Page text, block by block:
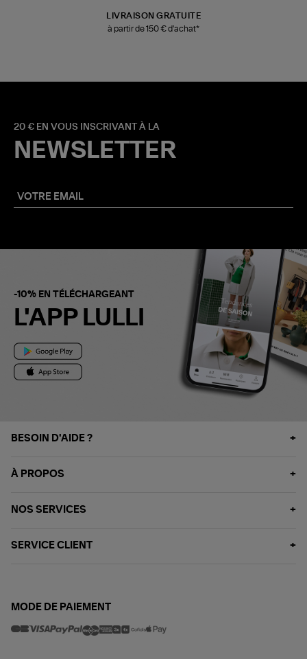
LIVRAISON GRATUITE
à partir de 150 € d'achat*
20 € EN VOUS INSCRIVANT À LA
NEWSLETTER
-10% EN TÉLÉCHARGEANT
L'APP LULLI
BESOIN D'AIDE ?
À PROPOS
NOS SERVICES
SERVICE CLIENT
MODE DE PAIEMENT